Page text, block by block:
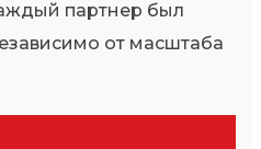
партнер был
от масштаба